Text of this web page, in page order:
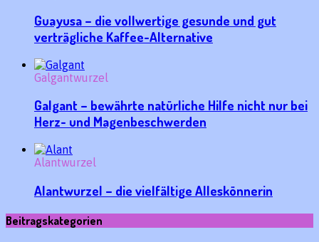
Guayusa – die vollwertige gesunde und gut
verträgliche Kaffee-Alternative
Galgantwurzel
Galgant – bewährte natürliche Hilfe nicht nur bei
Herz- und Magenbeschwerden
Alantwurzel
Alantwurzel – die vielfältige Alleskönnerin
Beitragskategorien